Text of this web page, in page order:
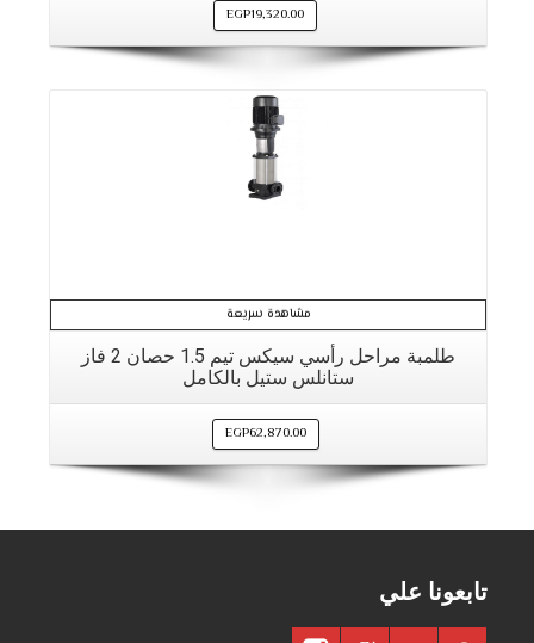
EGP19,320.00
مشاهدة سريعة
طلمبة مراحل رأسي سيكس تيم 1.5 حصان 2 فاز
ستانلس ستيل بالكامل
EGP62,870.00
تابعونا علي